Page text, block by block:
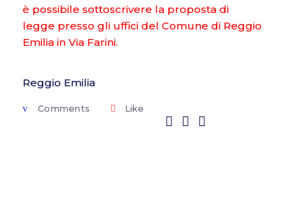
è possibile sottoscrivere la proposta di
legge presso gli uffici del Comune di Reggio
Emilia in Via Farini.
Reggio Emilia
Comments Like